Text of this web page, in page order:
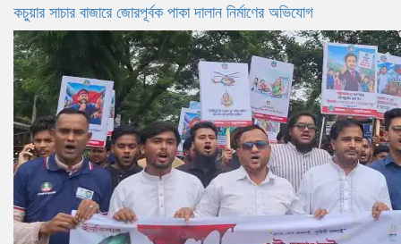
কচুয়ার সাচার বাজারে জোরপূর্বক পাকা দালান নির্মাণের অভিযোগ